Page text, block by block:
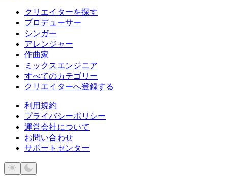
クリエイターを探す
プロデューサー
シンガー
アレンジャー
作曲家
ミックスエンジニア
すべてのカテゴリー
クリエイターへ登録する
利用規約
プライバシーポリシー
運営会社について
お問い合わせ
サポートセンター